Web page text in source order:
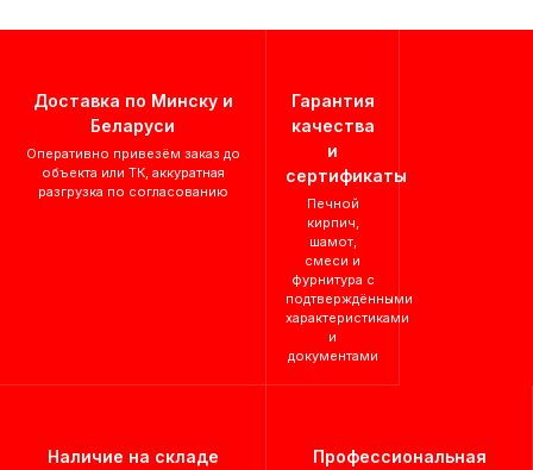
Доставка по Минску и
Беларуси
Оперативно привезём заказ до
объекта или ТК, аккуратная
разгрузка по согласованию
Гарантия
качества
и
сертификаты
Печной
кирпич,
шамот,
смеси и
фурнитура с
подтверждёнными
характеристиками
и
документами
Наличие на складе
Профессиональная